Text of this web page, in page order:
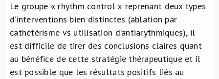
Le groupe « rhythm control » reprenant deux types
d’interventions bien distinctes (ablation par
cathétérisme vs utilisation d’antiarythmiques), il
est difficile de tirer des conclusions claires quant
au bénéfice de cette stratégie thérapeutique et il
est possible que les résultats positifs liés au